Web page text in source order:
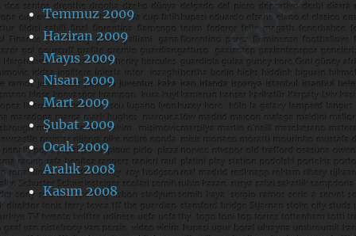
Temmuz 2009
Haziran 2009
Mayıs 2009
Nisan 2009
Mart 2009
Şubat 2009
Ocak 2009
Aralık 2008
Kasım 2008